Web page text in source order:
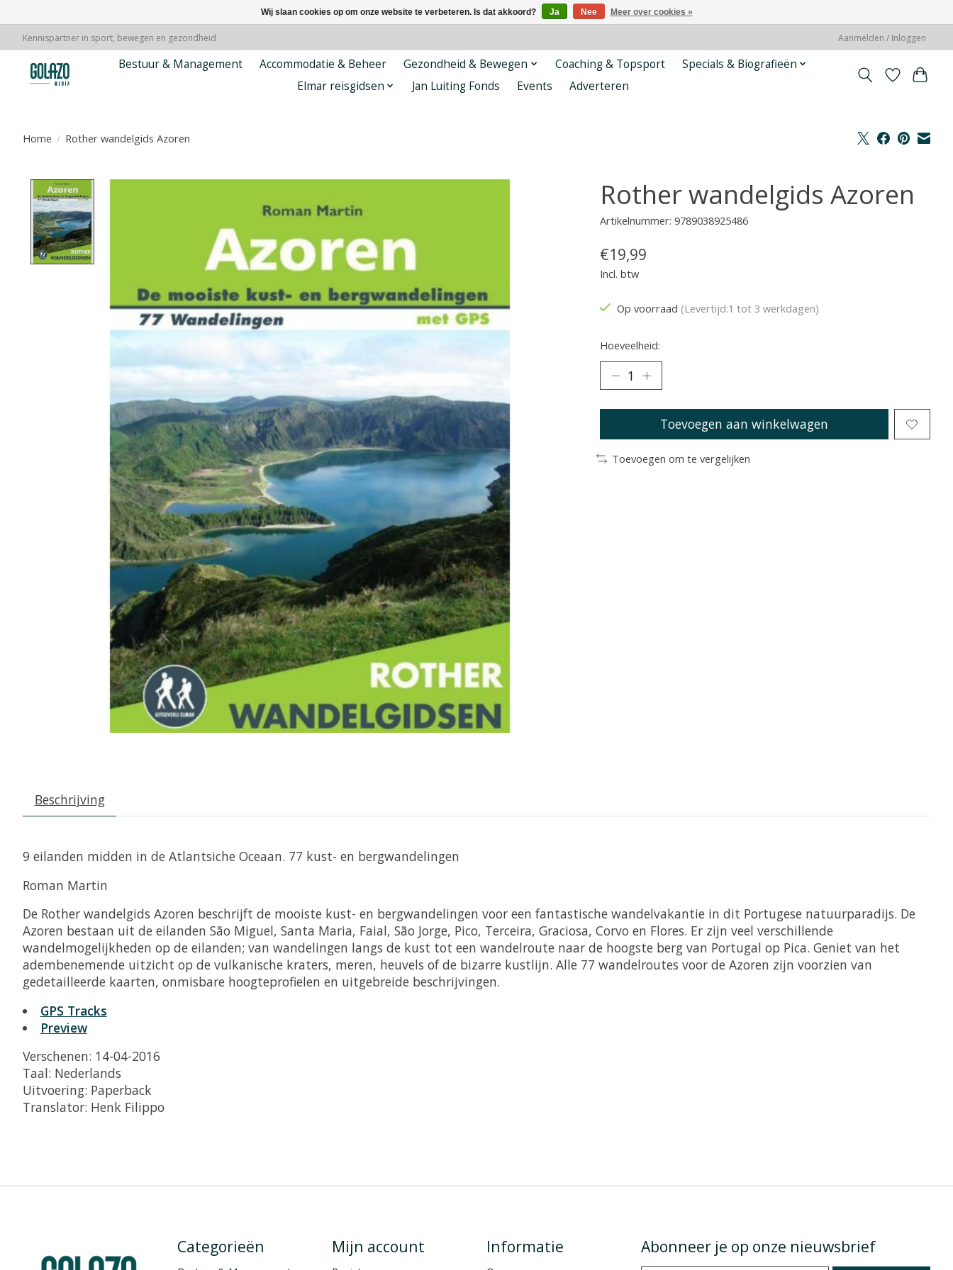
Kennispartner in sport, bewegen en gezondheid Aanmelden / Inloggen
Bestuur & Management Accommodatie & Beheer Gezondheid & Bewegen Coaching & Topsport
Specials & Biografieën
Elmar reisgidsen
Jan Luiting Fonds Events Adverteren
Home / Rother wandelgids Azoren
Rother wandelgids Azoren
Artikelnummer: 9789038925486
€19,99
Incl. btw
Op voorraad (Levertijd:1 tot 3 werkdagen)
Hoeveelheid:
Toevoegen aan winkelwagen
Toevoegen om te vergelijken
Beschrijving
9 eilanden midden in de Atlantsiche Oceaan. 77 kust- en bergwandelingen
Roman Martin
De Rother wandelgids Azoren beschrijft de mooiste kust- en bergwandelingen voor een fantastische wandelvakantie in dit Portugese natuurparadijs. De
Azoren bestaan uit de eilanden São Miguel, Santa Maria, Faial, São Jorge, Pico, Terceira, Graciosa, Corvo en Flores. Er zijn veel verschillende
wandelmogelijkheden op de eilanden; van wandelingen langs de kust tot een wandelroute naar de hoogste berg van Portugal op Pica. Geniet van het
adembenemende uitzicht op de vulkanische kraters, meren, heuvels of de bizarre kustlijn. Alle 77 wandelroutes voor de Azoren zijn voorzien van
gedetailleerde kaarten, onmisbare hoogteprofielen en uitgebreide beschrijvingen.
GPS Tracks
Preview
Verschenen: 14-04-2016
Taal: Nederlands
Uitvoering: Paperback
Translator: Henk Filippo
Categorieën Mijn account Informatie Abonneer je op onze nieuwsbrief
Wij slaan cookies op om onze website te verbeteren. Is dat akkoord? Ja Nee Meer over cookies »